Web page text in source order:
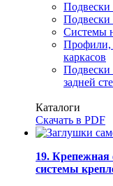
Подвески
Подвески
Системы
Профили,
каркасов
Подвески
задней
Каталоги
Скачать в PDF
19.
системы